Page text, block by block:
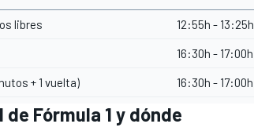
libres 12:55h - 13:25h
16:30h - 17:00h
+ 1 vuelta) 16:30h - 17:00h
de Fórmula 1 y dónde